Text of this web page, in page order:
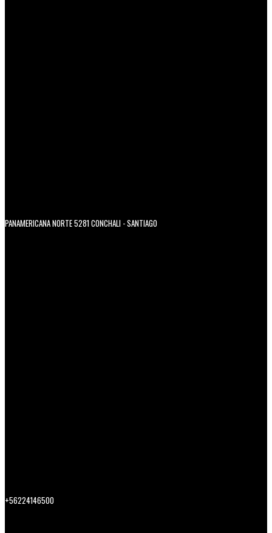
PANAMERICANA NORTE 5281 CONCHALI - SANTIAGO
+56224146500